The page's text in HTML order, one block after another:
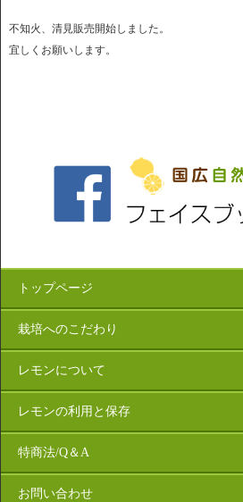
不知火、清見販売開始しました。
宜しくお願いします。
トップページ
栽培へのこだわり
レモンについて
レモンの利用と保存
特商法/Q＆A
お問い合わせ